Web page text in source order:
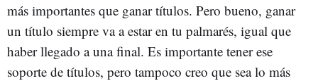
más importantes que ganar títulos. Pero bueno, ganar
un título siempre va a estar en tu palmarés, igual que
haber llegado a una final. Es importante tener ese
soporte de títulos, pero tampoco creo que sea lo más